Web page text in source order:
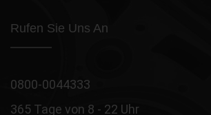
Rufen Sie Uns An
0800-0044333
365 Tage von 8 - 22 Uhr